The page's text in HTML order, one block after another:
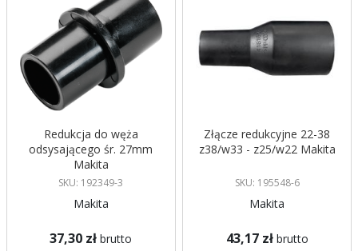
Redukcja do węża
odsysającego śr. 27mm
Makita
SKU: 192349-3
Makita
37,30 zł brutto
Złącze redukcyjne 22-38
z38/w33 - z25/w22 Makita
SKU: 195548-6
Makita
43,17 zł brutto